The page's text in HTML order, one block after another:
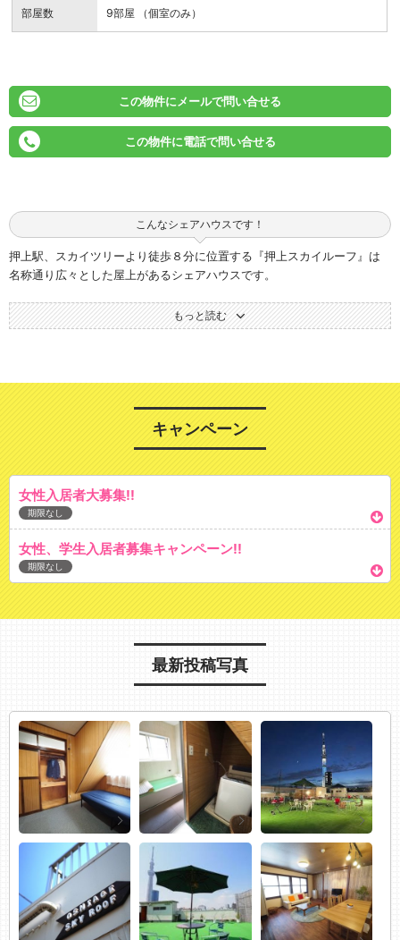
部屋数 9部屋 （個室のみ）
この物件にメールで問い合せる
この物件に電話で問い合せる
こんなシェアハウスです！
押上駅、スカイツリーより徒歩８分に位置する『押上スカイルーフ』は
名称通り広々とした屋上があるシェアハウスです。
会では屋上を開放し、友人や家族を連れてゆったり見物頂けます！
また清掃当番なども一切なく週1-2度こちらで清掃いたしますのでいつで
事会も！！
当物件１階テナントにはスーパーマーケットがあります。
駅から物件までにもおしゃれな飲食店などもあり住環境は抜群です！
もっと読む
キャンペーン
女性入居者大募集!!
期限なし
女性、学生入居者募集キャンペーン!!
期限なし
最新投稿写真